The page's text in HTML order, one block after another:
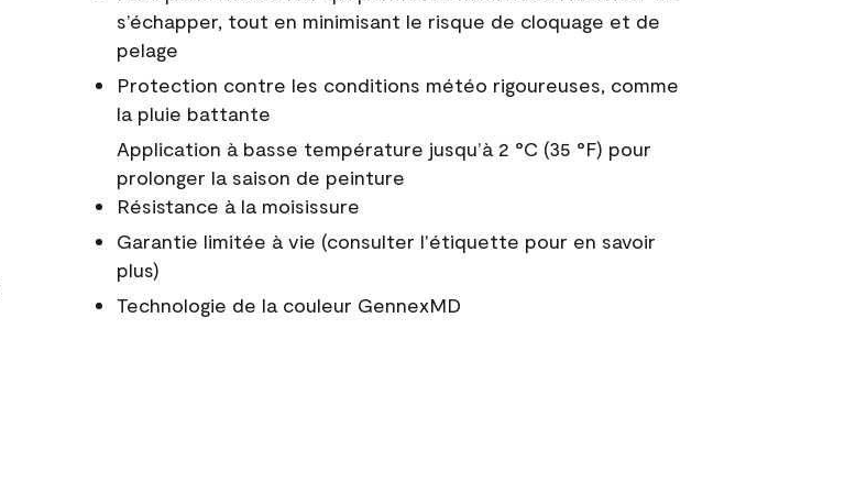
s’échapper, tout en minimisant le risque de cloquage et de
pelage
Protection contre les conditions météo rigoureuses, comme
la pluie battante
Application à basse température jusqu’à 2 °C (35 °F) pour
prolonger la saison de peinture
Résistance à la moisissure
Garantie limitée à vie (consulter l'étiquette pour en savoir
plus)
Technologie de la couleur GennexMD